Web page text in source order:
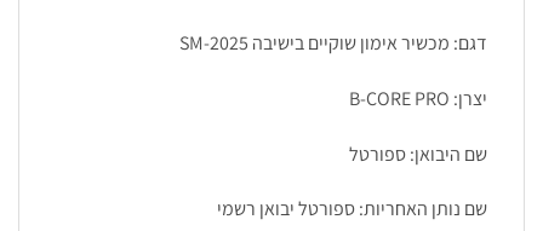
דגם: מכשיר אימון שוקיים בישיבה SM-2025
יצרן: B-CORE PRO
שם היבואן: ספורטל
שם נותן האחריות: ספורטל יבואן רשמי